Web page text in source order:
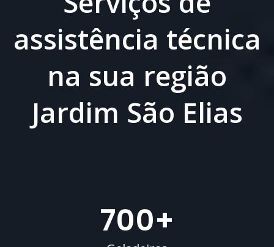
assistência técnica
na sua região
Jardim São Elias
700+